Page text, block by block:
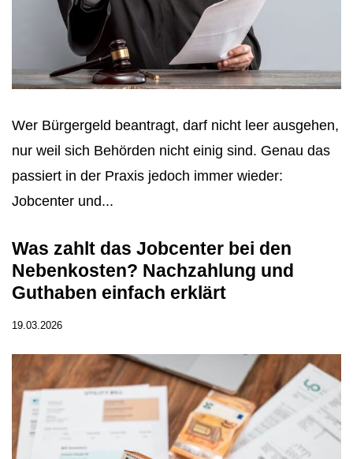
Wer Bürgergeld beantragt, darf nicht leer ausgehen,
nur weil sich Behörden nicht einig sind. Genau das
passiert in der Praxis jedoch immer wieder:
Jobcenter und...
Was zahlt das Jobcenter bei den
Nebenkosten? Nachzahlung und
Guthaben einfach erklärt
19.03.2026